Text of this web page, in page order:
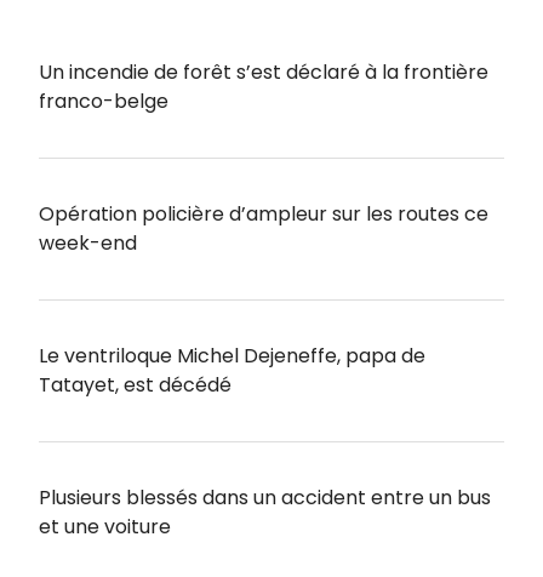
Un incendie de forêt s’est déclaré à la frontière
franco-belge
Opération policière d’ampleur sur les routes ce
week-end
Le ventriloque Michel Dejeneffe, papa de
Tatayet, est décédé
Plusieurs blessés dans un accident entre un bus
et une voiture